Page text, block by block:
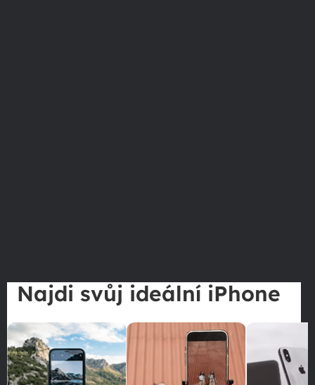
Najdi svůj ideální iPhone